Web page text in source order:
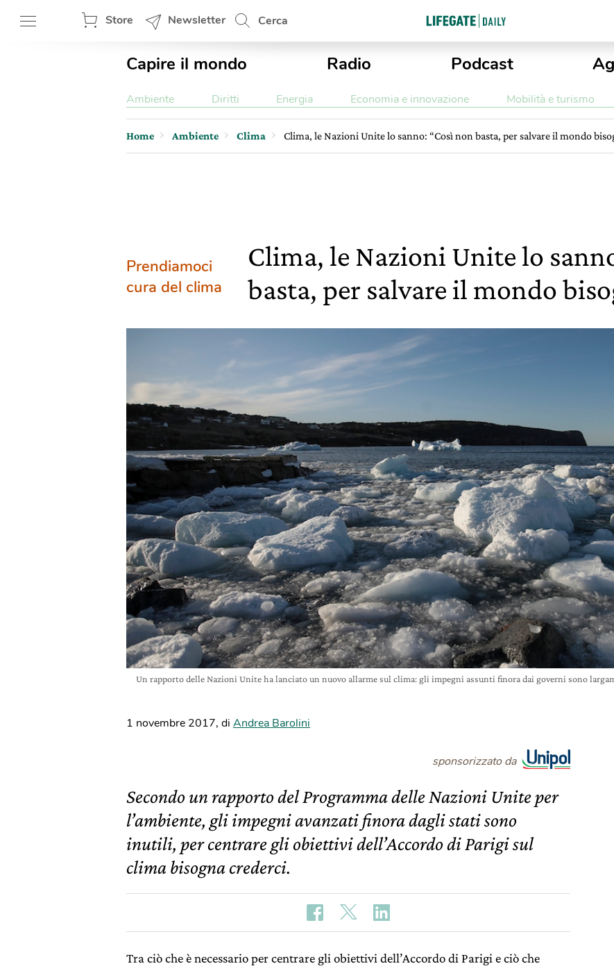
Store Newsletter Cerca
Capire il mondo Radio Podcast
Ambiente Diritti Energia Economia e innovazione Mobilità e turismo
Home Ambiente Clima Clima, le Nazioni Unite lo sanno: “Così non basta, per salvare il mondo
Prendiamoci
cura del clima
Clima, le Nazioni Unite lo
basta, per salvare il mondo
Un rapporto delle Nazioni Unite ha lanciato un nuovo allarme sul clima: gli impegni assunti finora dai governi sono
1 novembre 2017, di Andrea Barolini
sponsorizzato da
Secondo un rapporto del Programma delle Nazioni Unite per
l’ambiente, gli impegni avanzati finora dagli stati sono
inutili, per centrare gli obiettivi dell’Accordo di Parigi sul
clima bisogna crederci.
Tra ciò che è necessario per centrare gli obiettivi dell’Accordo di Parigi e ciò che